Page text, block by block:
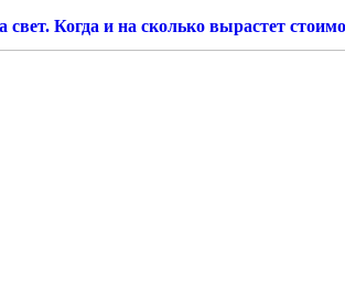
Когда и на сколько вырастет